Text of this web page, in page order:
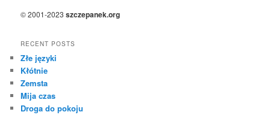
r© 2001-2023szczepanek.org
RECENT POSTS
Złe języki
Kłótnie
Zemsta
Mija czas
Droga do pokoju